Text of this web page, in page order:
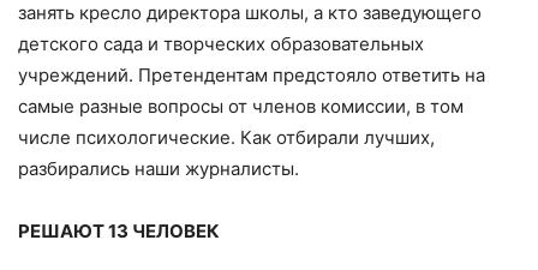
занять кресло директора школы, а кто заведующего
детского сада и творческих образовательных
учреждений. Претендентам предстояло ответить на
самые разные вопросы от членов комиссии, в том
числе психологические. Как отбирали лучших,
разбирались наши журналисты.
РЕШАЮТ 13 ЧЕЛОВЕК